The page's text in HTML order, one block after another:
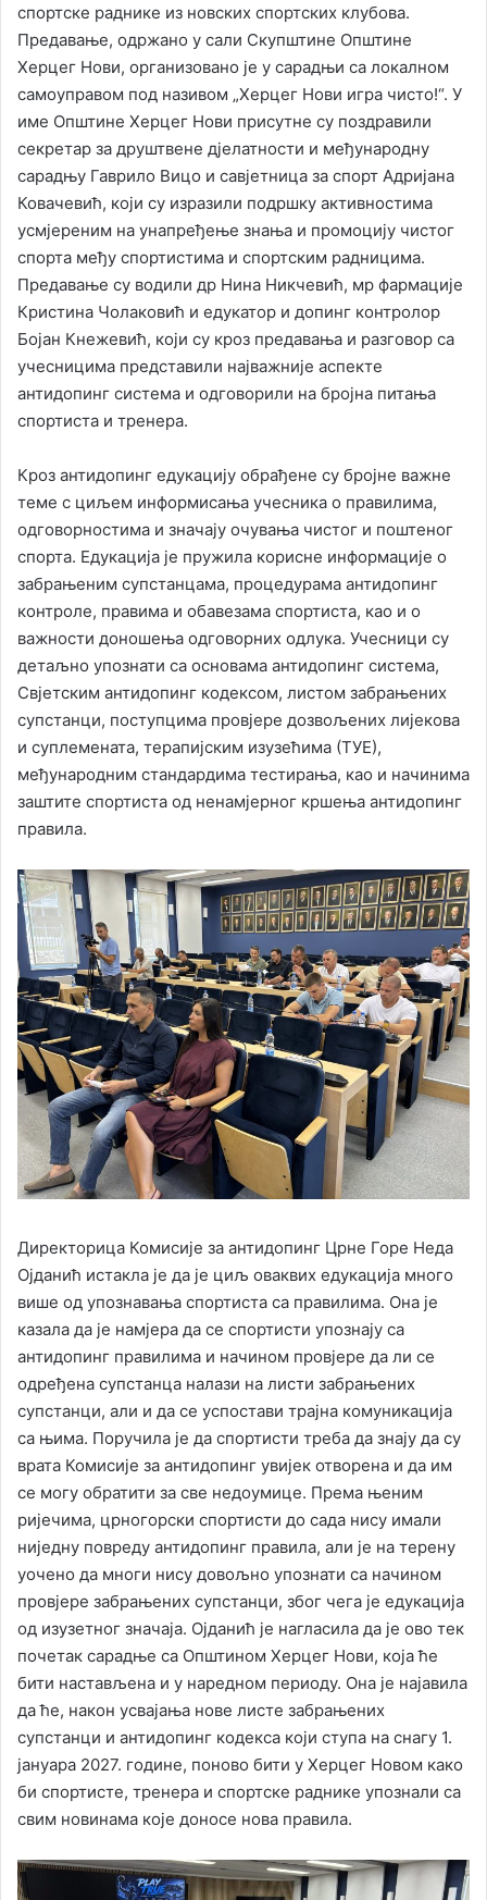
спортске раднике из новских спортских клубова.
Предавање, одржано у сали Скупштине Општине
Херцег Нови, организовано је у сарадњи са локалном
самоуправом под називом „Херцег Нови игра чисто!“. У
име Општине Херцег Нови присутне су поздравили
секретар за друштвене д‌јелатности и међународну
сарадњу Гаврило Вицо и савјетница за спорт Адријана
Ковачевић, који су изразили подршку активностима
усмјереним на унапређење знања и промоцију чистог
спорта међу спортистима и спортским радницима.
Предавање су водили др Нина Никчевић, мр фармације
Кристина Чолаковић и едукатор и допинг контролор
Бојан Кнежевић, који су кроз предавања и разговор са
учесницима представили најважније аспекте
антидопинг система и одговорили на бројна питања
спортиста и тренера.
Кроз антидопинг едукацију обрађене су бројне важне
теме с циљем информисања учесника о правилима,
одговорностима и значају очувања чистог и поштеног
спорта. Едукација је пружила корисне информације о
забрањеним супстанцама, процедурама антидопинг
контроле, правима и обавезама спортиста, као и о
важности доношења одговорних одлука. Учесници су
детаљно упознати са основама антидопинг система,
Свјетским антидопинг кодексом, листом забрањених
супстанци, поступцима провјере дозвољених лијекова
и суплемената, терапијским изузећима (ТУЕ),
међународним стандардима тестирања, као и начинима
заштите спортиста од ненамјерног кршења антидопинг
правила.
Директорица Комисије за антидопинг Црне Горе Неда
Ојданић истакла је да је циљ оваквих едукација много
више од упознавања спортиста са правилима. Она је
казала да је намјера да се спортисти упознају са
антидопинг правилима и начином провјере да ли се
одређена супстанца налази на листи забрањених
супстанци, али и да се успостави трајна комуникација
са њима. Поручила је да спортисти треба да знају да су
врата Комисије за антидопинг увијек отворена и да им
се могу обратити за све недоумице. Према њеним
ријечима, црногорски спортисти до сада нису имали
ниједну повреду антидопинг правила, али је на терену
уочено да многи нису довољно упознати са начином
провјере забрањених супстанци, због чега је едукација
од изузетног значаја. Ојданић је нагласила да је ово тек
почетак сарадње са Општином Херцег Нови, која ће
бити настављена и у наредном периоду. Она је најавила
да ће, након усвајања нове листе забрањених
супстанци и антидопинг кодекса који ступа на снагу 1.
јануара 2027. године, поново бити у Херцег Новом како
би спортисте, тренера и спортске раднике упознали са
свим новинама које доносе нова правила.